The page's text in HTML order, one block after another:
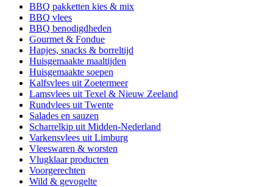
BBQ pakketten kies & mix
BBQ vlees
BBQ benodigdheden
Gourmet & Fondue
Hapjes, snacks & borreltijd
Huisgemaakte maaltijden
Huisgemaakte soepen
Kalfsvlees uit Zoetermeer
Lamsvlees uit Texel & Nieuw Zeeland
Rundvlees uit Twente
Salades en sauzen
Scharrelkip uit Midden-Nederland
Varkensvlees uit Limburg
Vleeswaren & worsten
Vlugklaar producten
Voorgerechten
Wild & gevogelte